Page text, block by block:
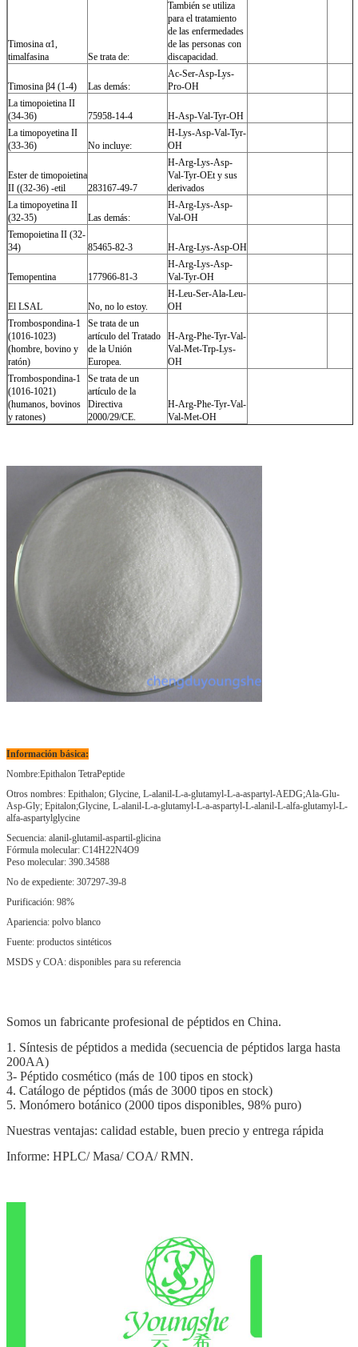
Timosina α1,
timalfasina
Se trata de:
También se utiliza
para el tratamiento
de las enfermedades
de las personas con
discapacidad.
Timosina β4 (1-4) Las demás:
Ac-Ser-Asp-Lys-
Pro-OH
La timopoietina II
(34-36)
75958-14-4
H-Asp-Val-Tyr-OH
La timopoyetina II
(33-36)
No incluye:
H-Lys-Asp-Val-Tyr-
OH
Ester de timopoietina
II ((32-36) -etil
283167-49-7
H-Arg-Lys-Asp-
Val-Tyr-OEt y sus
derivados
La timopoyetina II
(32-35)
Las demás:
H-Arg-Lys-Asp-
Val-OH
Temopoietina II (32-
34)
85465-82-3 H-Arg-Lys-Asp-OH
Temopentina 177966-81-3
H-Arg-Lys-Asp-
Val-Tyr-OH
El LSAL No, no lo estoy.
H-Leu-Ser-Ala-Leu-
OH
Trombospondina-1
(1016-1023)
(hombre, bovino y
ratón)
Se trata de un
artículo del Tratado
de la Unión
Europea.
H-Arg-Phe-Tyr-Val-
Val-Met-Trp-Lys-
OH
Trombospondina-1
(1016-1021)
(humanos, bovinos
y ratones)
Se trata de un
artículo de la
Directiva
2000/29/CE.
H-Arg-Phe-Tyr-Val-
Val-Met-OH
Información básica:
Nombre:Epithalon TetraPeptide
Otros nombres: Epithalon; Glycine, L-alanil-L-a-glutamyl-L-a-aspartyl-AEDG;Ala-Glu-
Asp-Gly; Epitalon;Glycine, L-alanil-L-a-glutamyl-L-a-aspartyl-L-alanil-L-alfa-glutamyl-L-
alfa-aspartylglycine
Secuencia: alanil-glutamil-aspartil-glicina
Fórmula molecular: C14H22N4O9
Peso molecular: 390.34588
No de expediente: 307297-39-8
Purificación: 98%
Apariencia: polvo blanco
Fuente: productos sintéticos
MSDS y COA: disponibles para su referencia
Somos un fabricante profesional de péptidos en China.
1. Síntesis de péptidos a medida (secuencia de péptidos larga hasta
200AA)
3- Péptido cosmético (más de 100 tipos en stock)
4. Catálogo de péptidos (más de 3000 tipos en stock)
5. Monómero botánico (2000 tipos disponibles, 98% puro)
Nuestras ventajas: calidad estable, buen precio y entrega rápida
Informe: HPLC/ Masa/ COA/ RMN.